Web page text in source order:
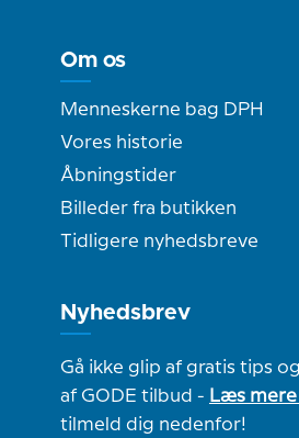
Om os
Menneskerne bag DPH
Vores historie
Åbningstider
Billeder fra butikken
Tidligere nyhedsbreve
Nyhedsbrev
Gå ikke glip af gratis tips
af GODE tilbud - Læs
tilmeld dig nedenfor!